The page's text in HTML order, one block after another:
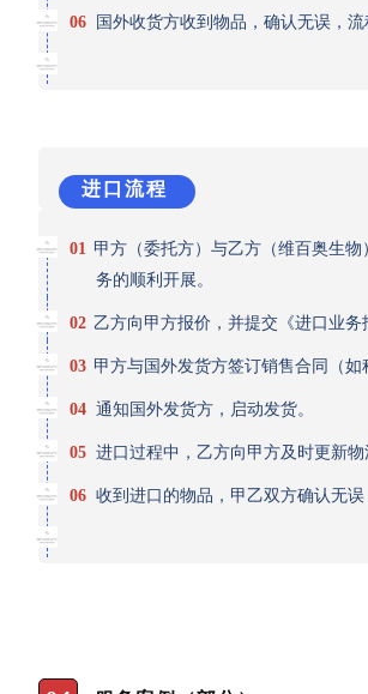
06 国外收货方收到物品，确认无误，流
进口流程
01 甲方（委托方）与乙方（维百奥生
务的顺利开展。
02 乙方向甲方报价，并提交《进口业
03 甲方与国外发货方签订销售合同（
04 通知国外发货方，启动发货。
05 进口过程中，乙方向甲方及时更新
06 收到进口的物品，甲乙双方确认无误